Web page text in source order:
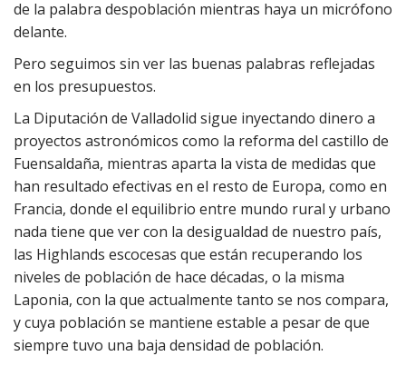
de la palabra despoblación mientras haya un micrófono
delante.
Pero seguimos sin ver las buenas palabras reflejadas
en los presupuestos.
La Diputación de Valladolid sigue inyectando dinero a
proyectos astronómicos como la reforma del castillo de
Fuensaldaña, mientras aparta la vista de medidas que
han resultado efectivas en el resto de Europa, como en
Francia, donde el equilibrio entre mundo rural y urbano
nada tiene que ver con la desigualdad de nuestro país,
las Highlands escocesas que están recuperando los
niveles de población de hace décadas, o la misma
Laponia, con la que actualmente tanto se nos compara,
y cuya población se mantiene estable a pesar de que
siempre tuvo una baja densidad de población.